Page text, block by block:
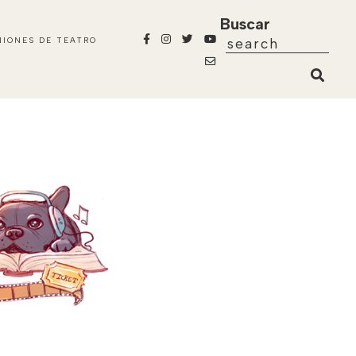
DE TEATRO
Buscar